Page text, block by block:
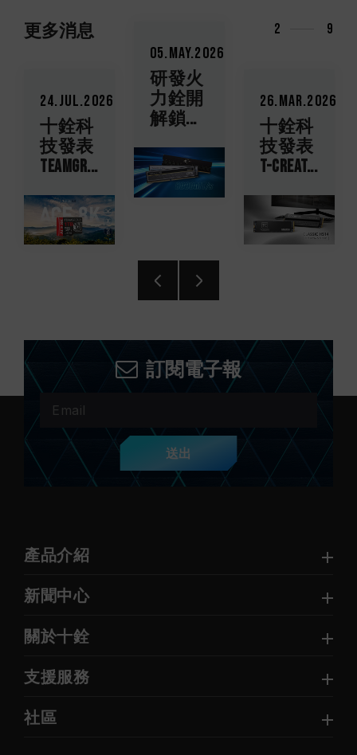
更多消息 2 9
24.Jul.2026
十銓科
技發表
TEAMGR...
05.May.2026
研發火
力銓開
解鎖...
26.Mar.2026
十銓科
技發表
T-CREAT...
訂閱電子報
送出
產品介紹
新聞中心
關於十銓
支援服務
社區